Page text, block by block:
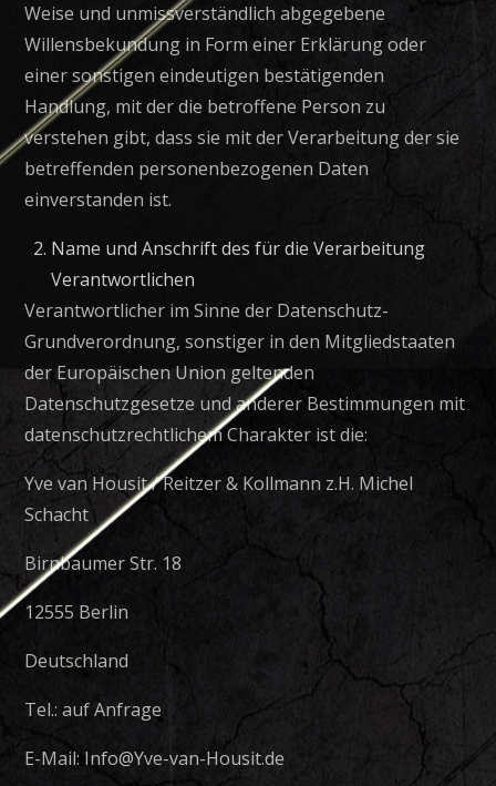
Weise und unmissverständlich abgegebene
Willensbekundung in Form einer Erklärung oder
einer sonstigen eindeutigen bestätigenden
Handlung, mit der die betroffene Person zu
verstehen gibt, dass sie mit der Verarbeitung der sie
betreffenden personenbezogenen Daten
einverstanden ist.
Name und Anschrift des für die Verarbeitung
Verantwortlichen
Verantwortlicher im Sinne der Datenschutz-
Grundverordnung, sonstiger in den Mitgliedstaaten
der Europäischen Union geltenden
Datenschutzgesetze und anderer Bestimmungen mit
datenschutzrechtlichem Charakter ist die:
Yve van Housit / Reitzer & Kollmann z.H. Michel
Schacht
Birnbaumer Str. 18
12555 Berlin
Deutschland
Tel.: auf Anfrage
E-Mail: Info@Yve-van-Housit.de